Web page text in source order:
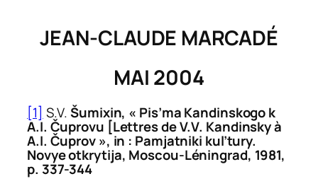
JEAN-CLAUDE MARCADÉ
MAI 2004
[1] S.V.Šumixin, « Pis’ma Kandinskogo k
A.I. Čuprovu [Lettres de V.V. Kandinsky à
A.I. Čuprov », in : Pamjatniki kul’tury.
Novye otkrytija, Moscou-Léningrad, 1981,
p. 337-344